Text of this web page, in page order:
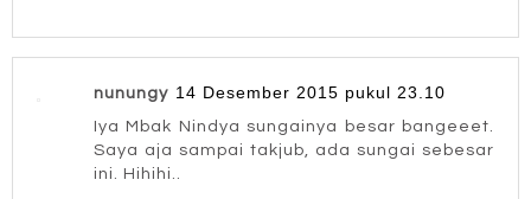
nunungy 14 Desember 2015 pukul 23.10
Iya Mbak Nindya sungainya besar bangeeet.
Saya aja sampai takjub, ada sungai sebesar
ini. Hihihi..